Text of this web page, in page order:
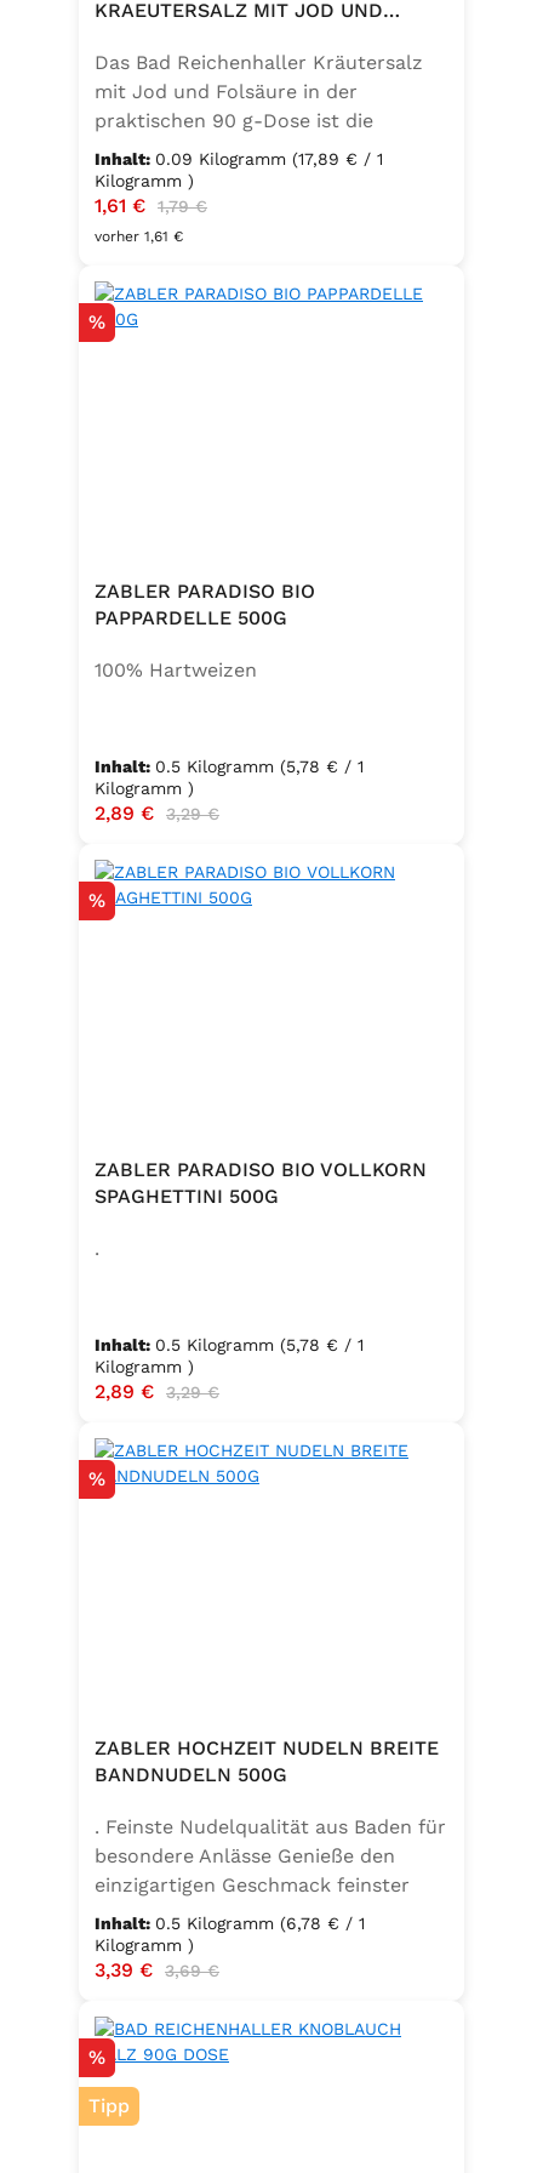
KRAEUTERSALZ MIT JOD UND
Das Bad Reichenhaller Kräutersalz
mit Jod und Folsäure in der
praktischen 90 g-Dose ist die
aromatische Würzmischung für eine
bewusste Ernährung. Fein
abgestimmte Gartenkräuter
verbinden sich mit hochwertigem
Küchenhelfer. Ideal zum Würzen von
Suppen, Salaten, Gemüse- und
Lorbeer, Rosmarin, Oregano,
Thymian), Trennmittel Calciumsalze
Kaliumjodat.
Inhalt: 0.09 Kilogramm (17,89 € / 1
Kilogramm )
Verkaufspreis:
1,61 € Regulärer Preis:
1,79 €
vorher 1,61 €
Rabatt
%
ZABLER PARADISO BIO
PAPPARDELLE 500G
100% Hartweizen
Inhalt: 0.5 Kilogramm (5,78 € / 1
Kilogramm )
Verkaufspreis:
2,89 € Regulärer Preis:
3,29 €
Rabatt
%
ZABLER PARADISO BIO VOLLKORN
SPAGHETTINI 500G
.
Inhalt: 0.5 Kilogramm (5,78 € / 1
Kilogramm )
Verkaufspreis:
2,89 € Regulärer Preis:
3,29 €
Rabatt
%
ZABLER HOCHZEIT NUDELN BREITE
BANDNUDELN 500G
. Feinste Nudelqualität aus Baden für
besondere Anlässe Genieße den
einzigartigen Geschmack feinster
Bandnudeln – mit den Zabler
Hochzeit Nudeln holst du dir echte
badische Qualität auf den Teller.
Hartweizengrieß, täglich frisch
aufgeschlagenen Eiern der
Güteklasse A und klarem
Trinkwasser, bieten diese Nudeln ein
Inhalt: 0.5 Kilogramm (6,78 € / 1
Kilogramm )
Verkaufspreis:
3,39 € Regulärer Preis:
3,69 €
Rabatt
%
Tipp